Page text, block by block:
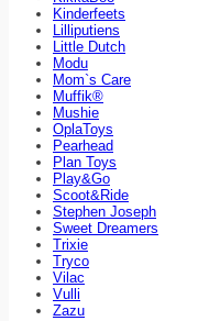
Kinderfeets
Lilliputiens
Little Dutch
Modu
Mom`s Care
Muffik®
Mushie
OplaToys
Pearhead
Plan Toys
Play&Go
Scoot&Ride
Stephen Joseph
Sweet Dreamers
Trixie
Tryco
Vilac
Vulli
Zazu